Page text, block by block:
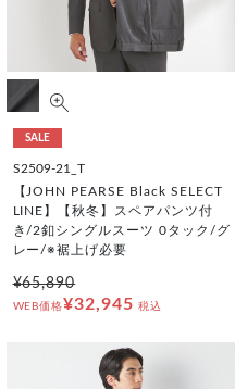
SALE
S2509-21_T
【JOHN PEARSE Black SELECT
LINE】【秋冬】スペアパンツ付
き/2釦シングルスーツ 0タック/グ
レー/※裾上げ必要
¥65,890
WEB価格¥32,945 税込